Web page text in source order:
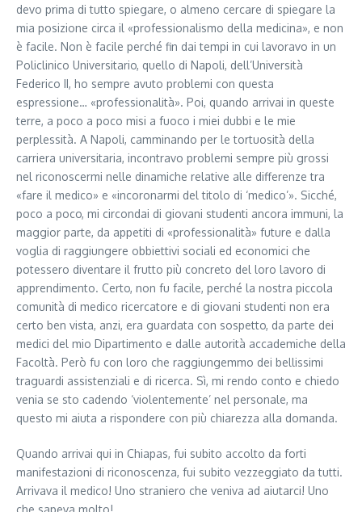
devo prima di tutto spiegare, o almeno cercare di spiegare la
mia posizione circa il «professionalismo della medicina», e non
è facile. Non è facile perché fin dai tempi in cui lavoravo in un
Policlinico Universitario, quello di Napoli, dell’Università
Federico II, ho sempre avuto problemi con questa
espressione… «professionalità». Poi, quando arrivai in queste
terre, a poco a poco misi a fuoco i miei dubbi e le mie
perplessità. A Napoli, camminando per le tortuosità della
carriera universitaria, incontravo problemi sempre più grossi
nel riconoscermi nelle dinamiche relative alle differenze tra
«fare il medico» e «incoronarmi del titolo di ‘medico’». Sicché,
poco a poco, mi circondai di giovani studenti ancora immuni, la
maggior parte, da appetiti di «professionalità» future e dalla
voglia di raggiungere obbiettivi sociali ed economici che
potessero diventare il frutto più concreto del loro lavoro di
apprendimento. Certo, non fu facile, perché la nostra piccola
comunità di medico ricercatore e di giovani studenti non era
certo ben vista, anzi, era guardata con sospetto, da parte dei
medici del mio Dipartimento e dalle autorità accademiche della
Facoltà. Però fu con loro che raggiungemmo dei bellissimi
traguardi assistenziali e di ricerca. Sì, mi rendo conto e chiedo
venia se sto cadendo ‘violentemente’ nel personale, ma
questo mi aiuta a rispondere con più chiarezza alla domanda.
Quando arrivai qui in Chiapas, fui subito accolto da forti
manifestazioni di riconoscenza, fui subito vezzeggiato da tutti.
Arrivava il medico! Uno straniero che veniva ad aiutarci! Uno
che sapeva molto!